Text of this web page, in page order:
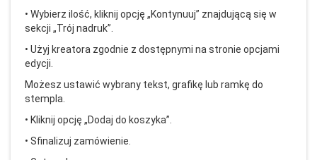
• Wybierz ilość, kliknij opcję „Kontynuuj” znajdującą się w
sekcji „Trój nadruk”.
• Użyj kreatora zgodnie z dostępnymi na stronie opcjami
edycji.
Możesz ustawić wybrany tekst, grafikę lub ramkę do
stempla.
• Kliknij opcję „Dodaj do koszyka”.
• Sfinalizuj zamówienie.